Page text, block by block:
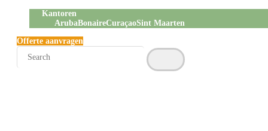
Kantoren
ArubaBonaireCuraçaoSint Maarten
Offerte aanvragen